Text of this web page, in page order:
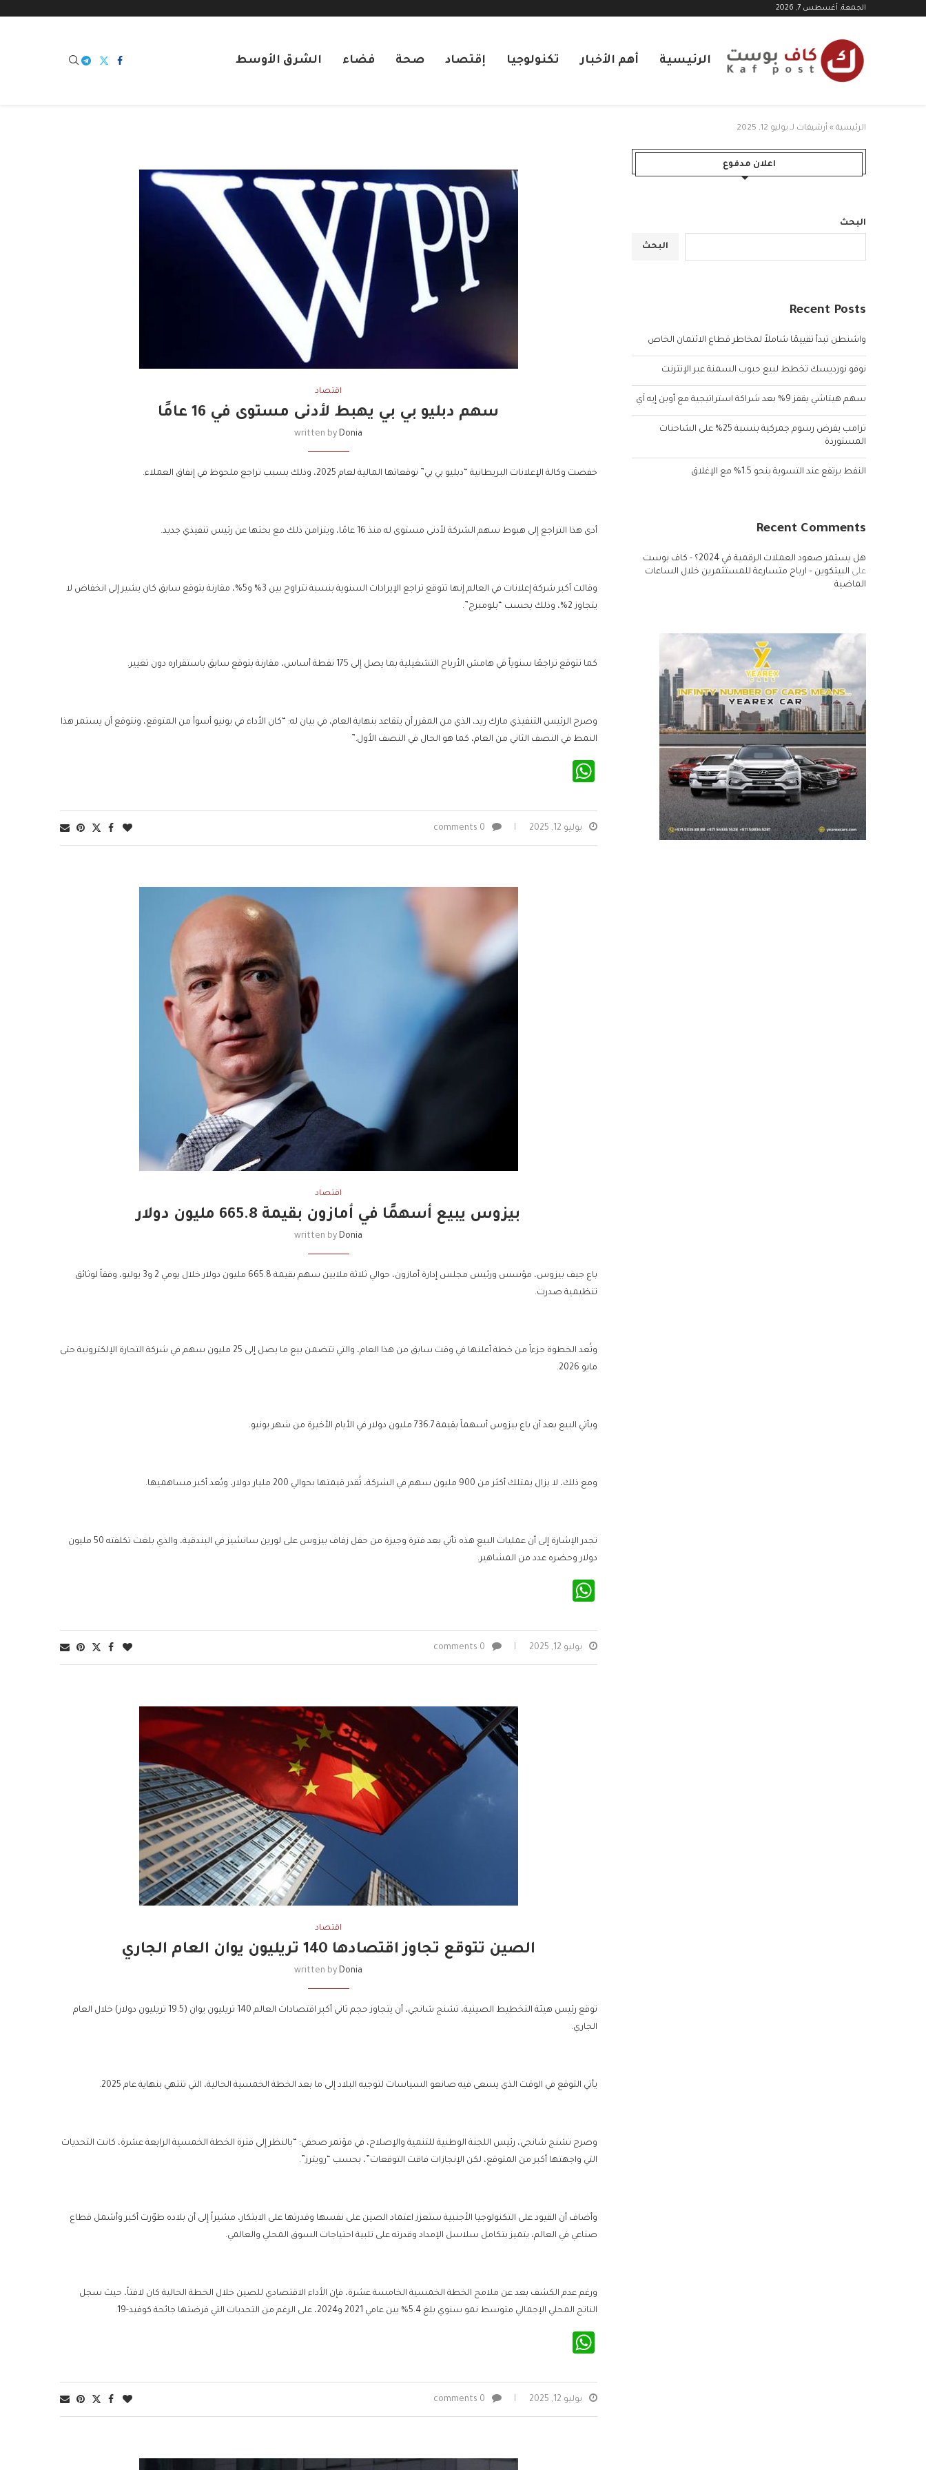
الجمعة, أغسطس 7, 2026
الرئيسية أهم الأخبار تكنولوجيا إقتصاد صحة فضاء الشرق الأوسط
الرئيسية » أرشيفات لـ يوليو 12, 2025
اقتصاد
سهم دبليو بي بي يهبط لأدنى مستوى في 16 عامًا
written by Donia
خفضت وكالة الإعلانات البريطانية “دبليو بي بي” توقعاتها المالية لعام 2025، وذلك بسبب تراجع ملحوظ في إنفاق العملاء.
أدى هذا التراجع إلى هبوط سهم الشركة لأدنى مستوى له منذ 16 عامًا، ويتزامن ذلك مع بحثها عن رئيس تنفيذي جديد.
وقالت أكبر شركة إعلانات في العالم إنها تتوقع تراجع الإيرادات السنوية بنسبة تتراوح بين 3% و5%، مقارنة بتوقع سابق كان يشير إلى انخفاض لا
يتجاوز 2%، وذلك بحسب “بلومبرج”.
كما تتوقع تراجعًا سنوياً في هامش الأرباح التشغيلية بما يصل إلى 175 نقطة أساس، مقارنة بتوقع سابق باستقراره دون تغيير.
وصرح الرئيس التنفيذي مارك ريد، الذي من المقرر أن يتقاعد بنهاية العام، في بيان له: “كان الأداء في يونيو أسوأ من المتوقع، ونتوقع أن يستمر هذا
النمط في النصف الثاني من العام، كما هو الحال في النصف الأول.”
يوليو 12, 2025 0 comments
اقتصاد
بيزوس يبيع أسهمًا في أمازون بقيمة 665.8 مليون دولار
written by Donia
باع جيف بيزوس، مؤسس ورئيس مجلس إدارة أمازون، حوالي ثلاثة ملايين سهم بقيمة 665.8 مليون دولار خلال يومي 2 و3 يوليو، وفقاً لوثائق
تنظيمية صدرت.
وتُعد الخطوة جزءاً من خطة أعلنها في وقت سابق من هذا العام، والتي تتضمن بيع ما يصل إلى 25 مليون سهم في شركة التجارة الإلكترونية حتى
مايو 2026.
ويأتي البيع بعد أن باع بيزوس أسهماً بقيمة 736.7 مليون دولار في الأيام الأخيرة من شهر يونيو.
ومع ذلك، لا يزال يمتلك أكثر من 900 مليون سهم في الشركة، تُقدر قيمتها بحوالي 200 مليار دولار، ويُعد أكبر مساهميها.
تجدر الإشارة إلى أن عمليات البيع هذه تأتي بعد فترة وجيزة من حفل زفاف بيزوس على لورين سانشيز في البندقية، والذي بلغت تكلفته 50 مليون
دولار وحضره عدد من المشاهير.
يوليو 12, 2025 0 comments
اقتصاد
الصين تتوقع تجاوز اقتصادها 140 تريليون يوان العام الجاري
written by Donia
توقع رئيس هيئة التخطيط الصينية، تشنج شانجي، أن يتجاوز حجم ثاني أكبر اقتصادات العالم 140 تريليون يوان (19.5 تريليون دولار) خلال العام
الجاري.
يأتي التوقع في الوقت الذي يسعى فيه صانعو السياسات لتوجيه البلاد إلى ما بعد الخطة الخمسية الحالية، التي تنتهي بنهاية عام 2025.
وصرح تشنج شانجي، رئيس اللجنة الوطنية للتنمية والإصلاح، في مؤتمر صحفي: “بالنظر إلى فترة الخطة الخمسية الرابعة عشرة، كانت التحديات
التي واجهتها أكبر من المتوقع، لكن الإنجازات فاقت التوقعات”، بحسب “رويترز”.
وأضاف أن القيود على التكنولوجيا الأجنبية ستعزز اعتماد الصين على نفسها وقدرتها على الابتكار، مشيراً إلى أن بلاده طوّرت أكبر وأشمل قطاع
صناعي في العالم، يتميز بتكامل سلاسل الإمداد وقدرته على تلبية احتياجات السوق المحلي والعالمي.
ورغم عدم الكشف بعد عن ملامح الخطة الخمسية الخامسة عشرة، فإن الأداء الاقتصادي للصين خلال الخطة الحالية كان لافتاً، حيث سجل
الناتج المحلي الإجمالي متوسط نمو سنوي بلغ 5.4% بين عامي 2021 و2024، على الرغم من التحديات التي فرضتها جائحة كوفيد-19.
يوليو 12, 2025 0 comments
اعلان مدفوع
البحث
البحث
Recent Posts
واشنطن تبدأ تقييمًا شاملاً لمخاطر قطاع الائتمان الخاص
نوفو نورديسك تخطط لبيع حبوب السمنة عبر الإنترنت
سهم هيتاشي يقفز 9% بعد شراكة استراتيجية مع أوبن إيه آي
ترامب يفرض رسوم جمركية بنسبة 25% على الشاحنات
المستوردة
النفط يرتفع عند التسوية بنحو 1.5% مع الإغلاق
Recent Comments
هل يستمر صعود العملات الرقمية في 2024؟ - كاف بوست
على البيتكوين – ارباح متسارعة للمستثمرين خلال الساعات
الماضية